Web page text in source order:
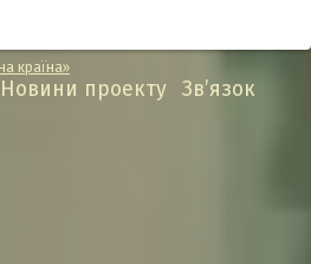
Новини проекту Зв’язок
країна»